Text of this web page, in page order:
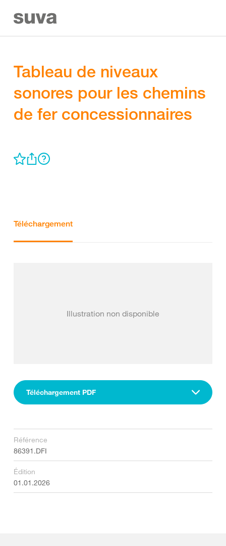
Tableau de niveaux
sonores pour les chemins
de fer concessionnaires
Téléchargement
Illustration non disponible
Téléchargement PDF
Référence
86391.DFI
Édition
01.01.2026